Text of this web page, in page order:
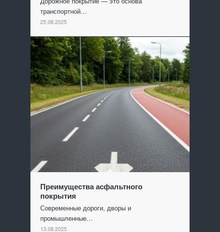
транспортной…
25.08.2025
Преимущества асфальтного
покрытия
Современные дороги, дворы и
промышленные…
13.08.2025